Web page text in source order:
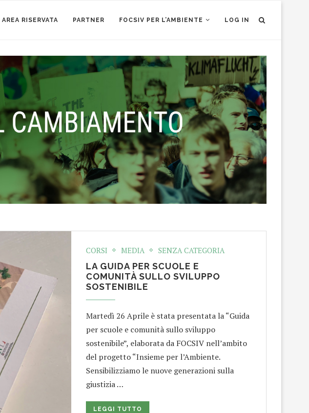
AREA RISERVATA PARTNER FOCSIV PER L’AMBIENTE LOG IN
CORSI MEDIA SENZA CATEGORIA
LA GUIDA PER SCUOLE E
COMUNITÀ SULLO SVILUPPO
SOSTENIBILE
Martedì 26 Aprile è stata presentata la “Guida
per scuole e comunità sullo sviluppo
sostenibile”, elaborata da FOCSIV nell’ambito
del progetto “Insieme per l’Ambiente.
Sensibilizziamo le nuove generazioni sulla
giustizia …
LEGGI TUTTO